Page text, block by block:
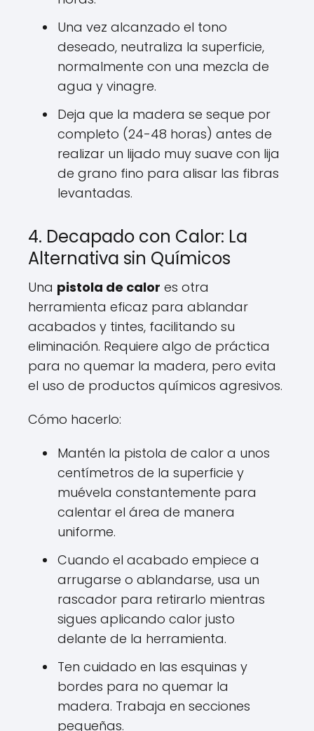
Una vez alcanzado el tono
deseado, neutraliza la superficie,
normalmente con una mezcla de
agua y vinagre.
Deja que la madera se seque por
completo (24-48 horas) antes de
realizar un lijado muy suave con lija
de grano fino para alisar las fibras
levantadas.
4. Decapado con Calor: La
Alternativa sin Químicos
Una pistola de calor es otra
herramienta eficaz para ablandar
acabados y tintes, facilitando su
eliminación. Requiere algo de práctica
para no quemar la madera, pero evita
el uso de productos químicos agresivos.
Cómo hacerlo:
Mantén la pistola de calor a unos
centímetros de la superficie y
muévela constantemente para
calentar el área de manera
uniforme.
Cuando el acabado empiece a
arrugarse o ablandarse, usa un
rascador para retirarlo mientras
sigues aplicando calor justo
delante de la herramienta.
Ten cuidado en las esquinas y
bordes para no quemar la
madera. Trabaja en secciones
pequeñas.